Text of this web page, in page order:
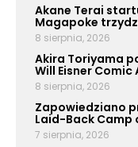
Akane Terai
Magapoke
8 sierpnia, 2026
Akira Toriyama
Will Eisner Comic
8 sierpnia, 2026
Zapowiedziano
Laid-Back Camp
7 sierpnia, 2026